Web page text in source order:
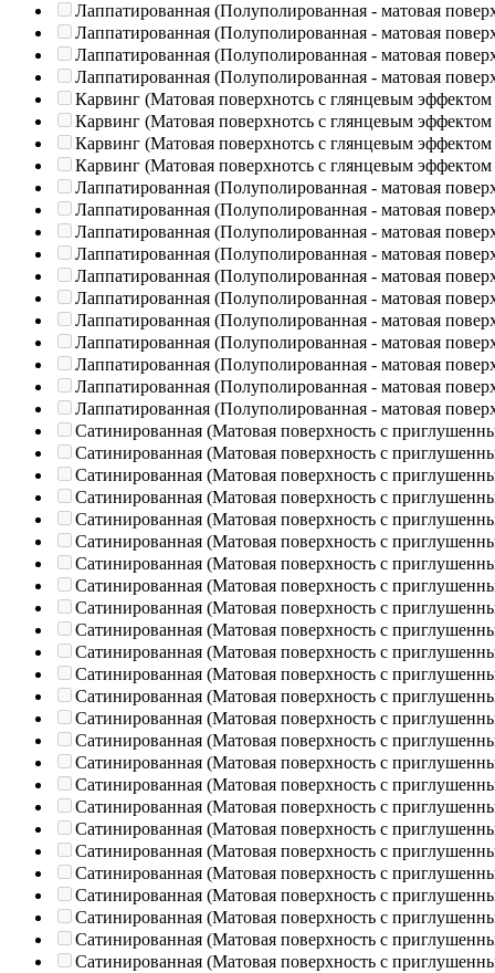
Лаппатированная (Полуполированная - матовая
Лаппатированная (Полуполированная - матовая
Лаппатированная (Полуполированная - матовая
Лаппатированная (Полуполированная - матовая
Карвинг (Матовая поверхнотсь с глянцевым эффектом
Карвинг (Матовая поверхнотсь с глянцевым эффектом
Карвинг (Матовая поверхнотсь с глянцевым эффектом
Карвинг (Матовая поверхнотсь с глянцевым эффектом
Лаппатированная (Полуполированная - матовая
Лаппатированная (Полуполированная - матовая
Лаппатированная (Полуполированная - матовая
Лаппатированная (Полуполированная - матовая
Лаппатированная (Полуполированная - матовая
Лаппатированная (Полуполированная - матовая
Лаппатированная (Полуполированная - матовая
Лаппатированная (Полуполированная - матовая
Лаппатированная (Полуполированная - матовая
Лаппатированная (Полуполированная - матовая
Лаппатированная (Полуполированная - матовая
Сатинированная (Матовая поверхность с
Сатинированная (Матовая поверхность с
Сатинированная (Матовая поверхность с
Сатинированная (Матовая поверхность с
Сатинированная (Матовая поверхность с
Сатинированная (Матовая поверхность с
Сатинированная (Матовая поверхность с
Сатинированная (Матовая поверхность с
Сатинированная (Матовая поверхность с
Сатинированная (Матовая поверхность с
Сатинированная (Матовая поверхность с
Сатинированная (Матовая поверхность с
Сатинированная (Матовая поверхность с
Сатинированная (Матовая поверхность с
Сатинированная (Матовая поверхность с
Сатинированная (Матовая поверхность с
Сатинированная (Матовая поверхность с
Сатинированная (Матовая поверхность с
Сатинированная (Матовая поверхность с
Сатинированная (Матовая поверхность с
Сатинированная (Матовая поверхность с
Сатинированная (Матовая поверхность с
Сатинированная (Матовая поверхность с
Сатинированная (Матовая поверхность с
Сатинированная (Матовая поверхность с